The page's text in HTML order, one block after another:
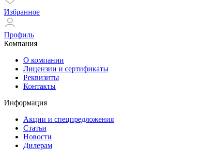
Избранное
Профиль
Компания
О компании
Лицензии и сертификаты
Реквизиты
Контакты
Информация
Акции и спецпредложения
Статьи
Новости
Дилерам